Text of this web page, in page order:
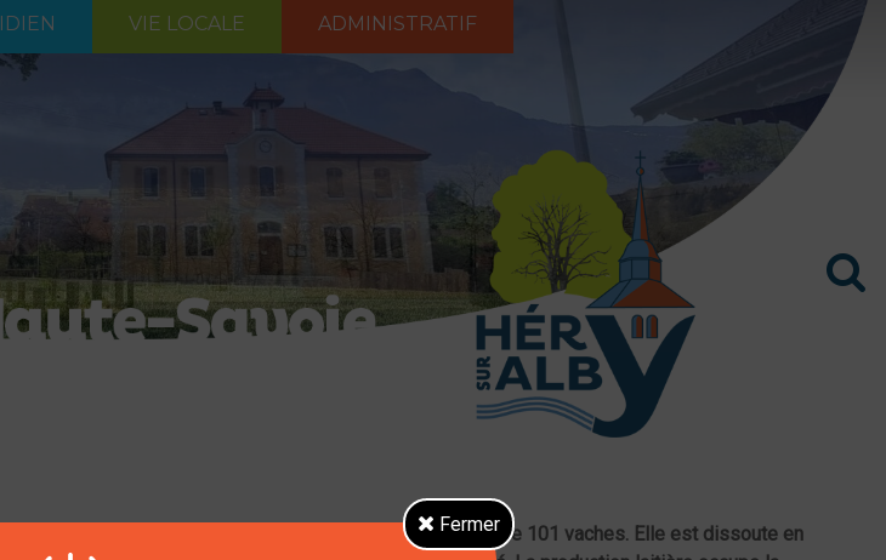
VIE LOCALE ADMINISTRATIF
lieu en 1865, avec 28 associés disposant d'un cheptel de 101 vaches. Elle est dissoute en
Fermer